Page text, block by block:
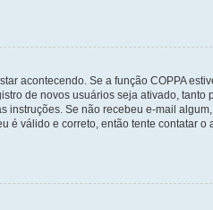
acontecendo. Se a função COPPA
de novos usuários seja ativado, tanto
instruções. Se não recebeu e-mail
é válido e correto, então tente contatar o